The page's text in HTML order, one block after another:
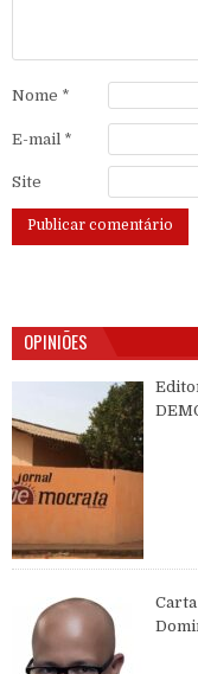
Nome *
E-mail *
Site
OPINIÕES